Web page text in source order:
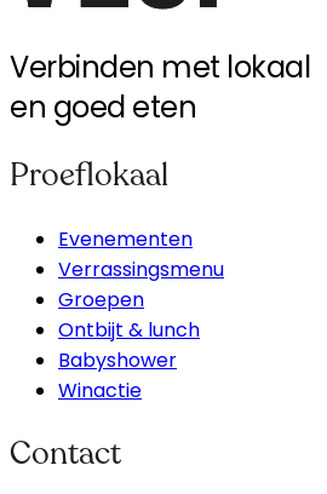
Verbinden met lokaal
en goed eten
Proeflokaal
Evenementen
Verrassingsmenu
Groepen
Ontbijt & lunch
Babyshower
Winactie
Contact